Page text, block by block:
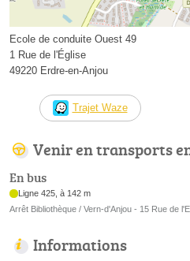
Ecole de conduite Ouest 49
1 Rue de l'Église
49220 Erdre-en-Anjou
Trajet Waze
Venir en transports
En bus
Ligne 425, à 142 m
Arrêt Bibliothèque / Vern-d'Anjou - 15 Rue de
Informations